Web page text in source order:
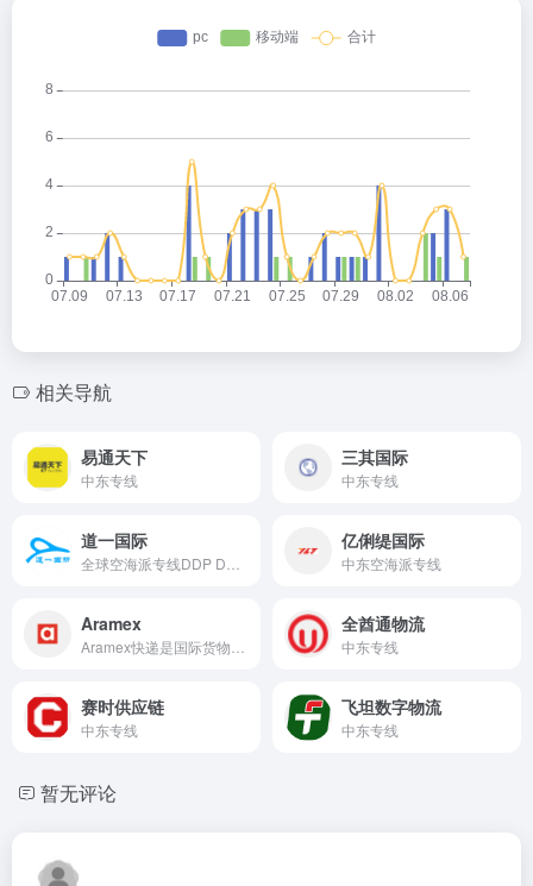
相关导航
易通天下
中东专线
三其国际
中东专线
道一国际 亿俐缇国际
中东空海派专线
Aramex 全酋通物流
中东专线
赛时供应链
中东专线
飞坦数字物流
中东专线
暂无评论